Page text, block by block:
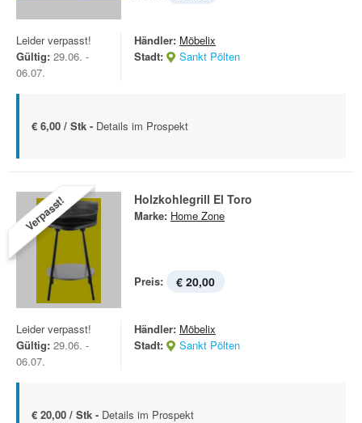
Leider verpasst!
Gültig: 29.06. -
06.07.
Händler: Möbelix
Stadt:
Sankt Pölten
€ 6,00 / Stk - Details im Prospekt
Verpasst! Holzkohlegrill El Toro
Marke: Home Zone
Preis: € 20,00
Leider verpasst!
Gültig: 29.06. -
06.07.
Händler: Möbelix
Stadt:
Sankt Pölten
€ 20,00 / Stk - Details im Prospekt